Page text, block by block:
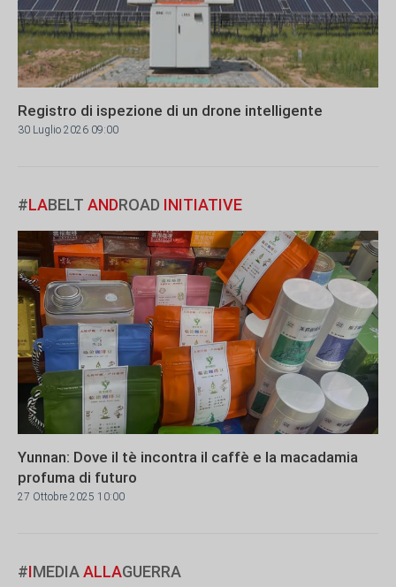
Registro di ispezione di un drone intelligente
30 Luglio 2026 09:00
#LABELT ANDROAD INITIATIVE
Yunnan: Dove il tè incontra il caffè e la macadamia
profuma di futuro
27 Ottobre 2025 10:00
#IMEDIAALLAGUERRA